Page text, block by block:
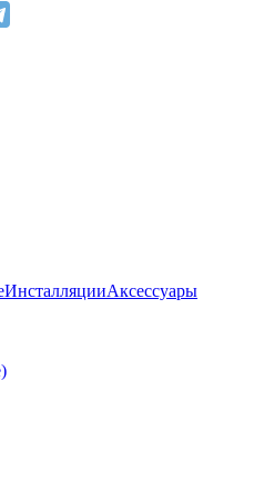
ИнсталляцииАксессуары